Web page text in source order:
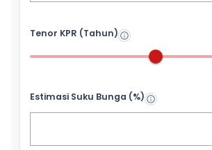
Tenor KPR (Tahun)
Estimasi Suku Bunga (%)